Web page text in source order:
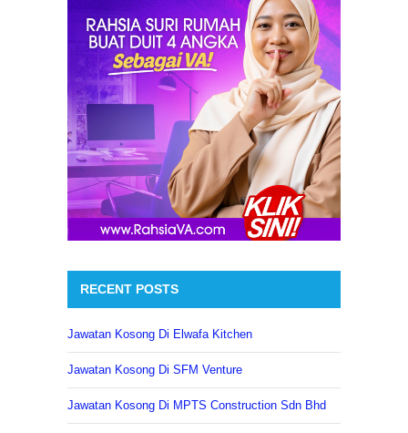
RECENT POSTS
Jawatan Kosong Di Elwafa Kitchen
Jawatan Kosong Di SFM Venture
Jawatan Kosong Di MPTS Construction Sdn Bhd